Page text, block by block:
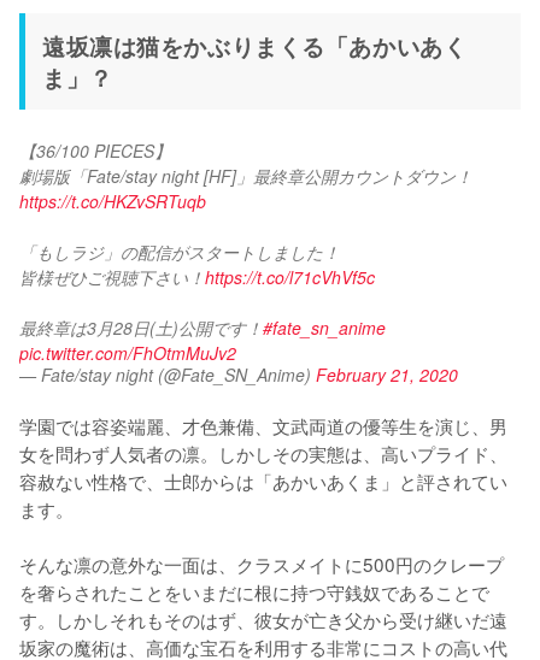
遠坂凛は猫をかぶりまくる「あかいあく
ま」？
【36/100 PIECES】
劇場版「Fate/stay night [HF]」最終章公開カウントダウン！
https://t.co/HKZvSRTuqb
「もしラジ」の配信がスタートしました！
皆様ぜひご視聴下さい！ https://t.co/l71cVhVf5c
最終章は3月28日(土)公開です！ #fate_sn_anime
pic.twitter.com/FhOtmMuJv2
— Fate/stay night (@Fate_SN_Anime) February 21, 2020
学園では容姿端麗、才色兼備、文武両道の優等生を演じ、男
女を問わず人気者の凛。しかしその実態は、高いプライド、
容赦ない性格で、士郎からは「あかいあくま」と評されてい
ます。
そんな凛の意外な一面は、クラスメイトに500円のクレープ
を奢らされたことをいまだに根に持つ守銭奴であることで
す。しかしそれもそのはず、彼女が亡き父から受け継いだ遠
坂家の魔術は、高価な宝石を利用する非常にコストの高い代